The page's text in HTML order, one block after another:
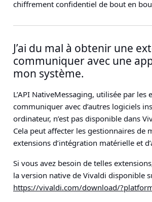
chiffrement confidentiel de bout en
J’ai du mal à obtenir une
communiquer avec une
mon système.
L’API NativeMessaging, utilisée par les
communiquer avec d’autres logiciels
ordinateur, n’est pas disponible dans
Cela peut affecter les gestionnaires de
extensions d’intégration matérielle et
Si vous avez besoin de telles
la version native de Vivaldi disponible
https://vivaldi.com/download/